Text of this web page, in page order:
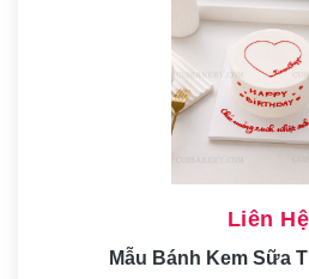
Liên Hệ
Mẫu Bánh Kem Sữa